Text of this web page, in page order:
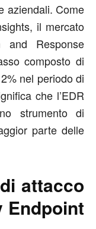
aziendali. Come
il mercato
and Response
composto di
nel periodo di
che l’EDR
strumento di
parte delle
attacco
Endpoint